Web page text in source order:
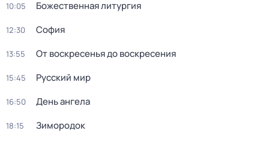
10:05 Божественная литургия
12:30 София
13:55 От воскресенья до воскресения
15:45 Русский мир
16:50 День ангела
18:15 Зиморoдoк